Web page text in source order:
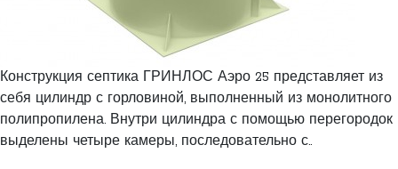
Конструкция септика ГРИНЛОС Аэро 25 представляет из
себя цилиндр с горловиной, выполненный из монолитного
полипропилена. Внутри цилиндра с помощью перегородок
выделены четыре камеры, последовательно с..